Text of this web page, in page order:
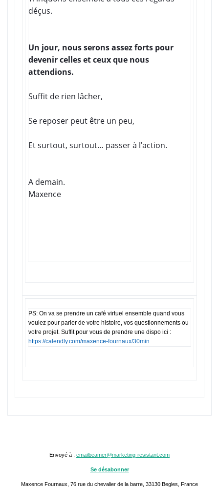
déçus.
Un jour, nous serons assez forts pour
devenir celles et ceux que nous
attendions.
Suffit de rien lâcher,
Se reposer peut être un peu,
Et surtout, surtout… passer à l’action.
A demain.
Maxence
PS: On va se prendre un café virtuel ensemble quand vous
voulez pour parler de votre histoire, vos questionnements ou
votre projet. Suffit pour vous de prendre une dispo ici :
https://calendly.com/maxence-fournaux/30min
Envoyé à : emailbeamer@marketing-resistant.com
Se désabonner
Maxence Fournaux, 76 rue du chevalier de la barre, 33130 Begles, France